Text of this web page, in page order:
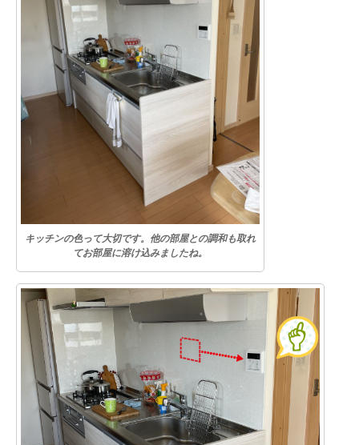
キッチンの色って大切です。他の部屋との調和も取れ
てお部屋に溶け込みましたね。